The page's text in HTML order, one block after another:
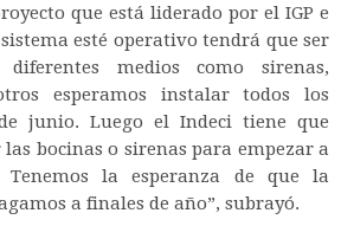
que está liderado por el IGP e
esté operativo tendrá que ser
medios como sirenas,
esperamos instalar todos los
junio. Luego el Indeci tiene que
bocinas o sirenas para empezar a
Tenemos la esperanza de que la
a finales de año”, subrayó.